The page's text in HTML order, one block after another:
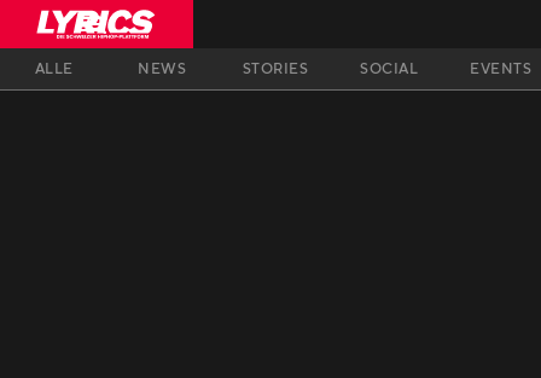
ALLE NEWS STORIES SOCIAL EVENTS